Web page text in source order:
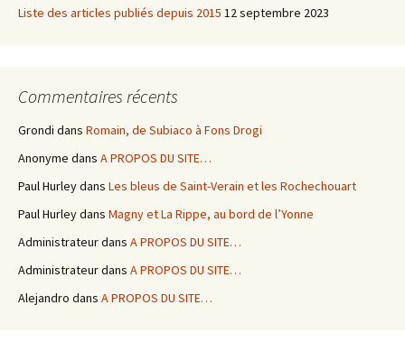
Liste des articles publiés depuis 2015 12 septembre 2023
Commentaires récents
Grondi dans Romain, de Subiaco à Fons Drogi
Anonyme dans A PROPOS DU SITE…
Paul Hurleydans Les bleus de Saint-Verain et les Rochechouart
Paul Hurleydans Magny et La Rippe, au bord de l’Yonne
Administrateurdans A PROPOS DU SITE…
Administrateurdans A PROPOS DU SITE…
Alejandro dans A PROPOS DU SITE…